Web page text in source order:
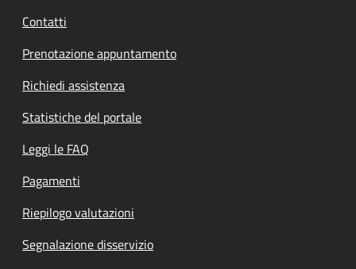
Contatti
Prenotazione appuntamento
Richiedi assistenza
Statistiche del portale
Leggi le FAQ
Pagamenti
Riepilogo valutazioni
Segnalazione disservizio